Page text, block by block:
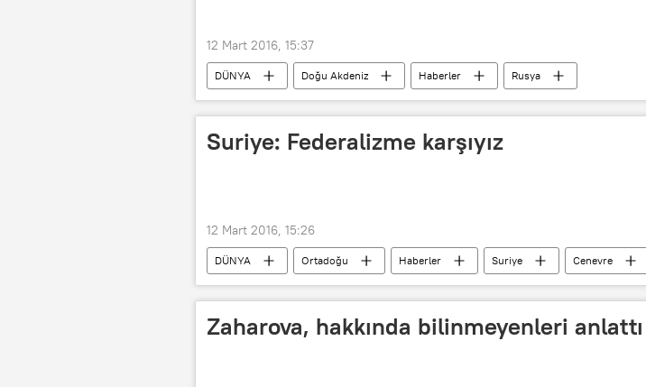
12 Mart 2016, 15:37
DÜNYA Doğu Akdeniz Haberler Rusya
Suriye: Federalizme karşıyız
12 Mart 2016, 15:26
DÜNYA Ortadoğu Haberler Suriye Cenevre
Velid Muallim
Yüksek Müzakere Komitesi
Zaharova, hakkında bilinmeyenleri anlattı